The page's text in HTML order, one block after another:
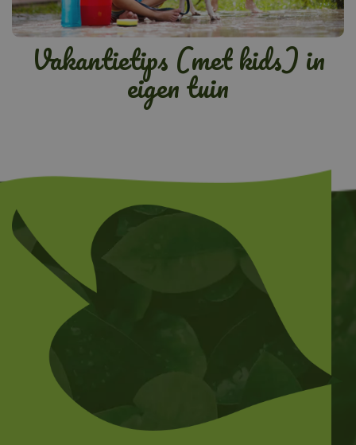
Vakantietips (met kids) in
eigen tuin